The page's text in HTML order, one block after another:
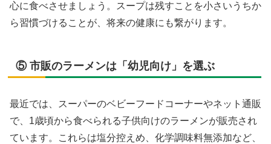
心に食べさせましょう。スープは残すことを小さいうちか
ら習慣づけることが、将来の健康にも繋がります。
⑤ 市販のラーメンは「幼児向け」を選ぶ
最近では、スーパーのベビーフードコーナーやネット通販
で、1歳頃から食べられる子供向けのラーメンが販売され
ています。これらは塩分控えめ、化学調味料無添加など、